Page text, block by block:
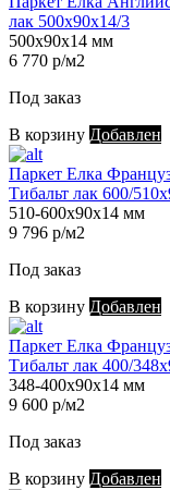
лак 500х90х14/3
500х90х14 мм
6 770 р/м2
Под заказ
В корзину Добавлен
Паркет Елка
Тибальт лак 600/
510-600х90х14 мм
9 796 р/м2
Под заказ
В корзину Добавлен
Паркет Елка
Тибальт лак 400/
348-400х90х14 мм
9 600 р/м2
Под заказ
В корзину Добавлен